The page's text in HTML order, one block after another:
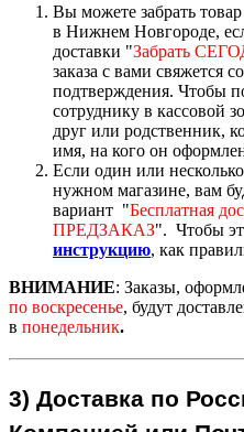
Вы можете забрать
в Нижнем Новгороде,
доставки "Забрать
заказа с вами свяжется
подтверждения. Чтобы
сотруднику в кассовой
друг или родственник,
имя, на кого он
Если один или несколько
нужном магазине, вам
вариант "Бесплатная
ПРЕДЗАКАЗ". Чтобы
инструкцию, как
ВНИМАНИЕ: Заказы,
по воскресенье, будут
в понедельник.
3) Доставка по